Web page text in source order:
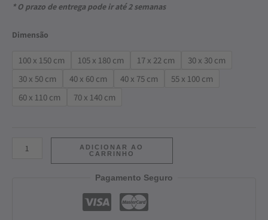
* O prazo de entrega pode ir até 2 semanas
Dimensão
100 x 150 cm 105 x 180 cm 17 x 22 cm
30 x 30 cm
30 x 50 cm
40 x 60 cm 40 x 75 cm
55 x 100 cm
60 x 110 cm
70 x 140 cm
ADICIONAR AO
CARRINHO
Pagamento Seguro